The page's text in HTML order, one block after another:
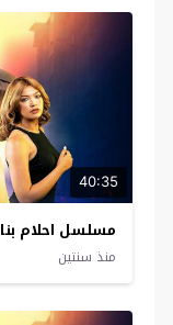
40:35
مسلسل احلام بنات
منذ سنتين